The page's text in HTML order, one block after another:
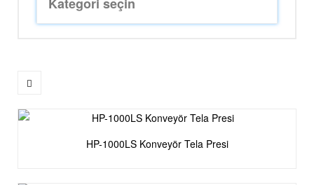
HP-1000LS Konveyör Tela Presi